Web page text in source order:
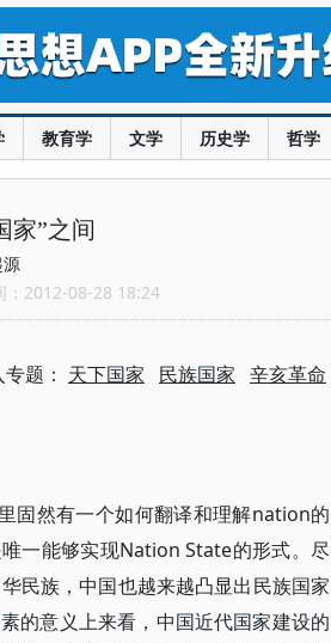
教育学 文学 历史学 哲学
家”之间
：2012-08-28 18:24
题： 天下国家 民族国家 辛亥革命
固然有一个如何翻译和理解nation的
一能够实现Nation State的形式。尽
民族，中国也越来越凸显出民族国家
的意义上来看，中国近代国家建设的